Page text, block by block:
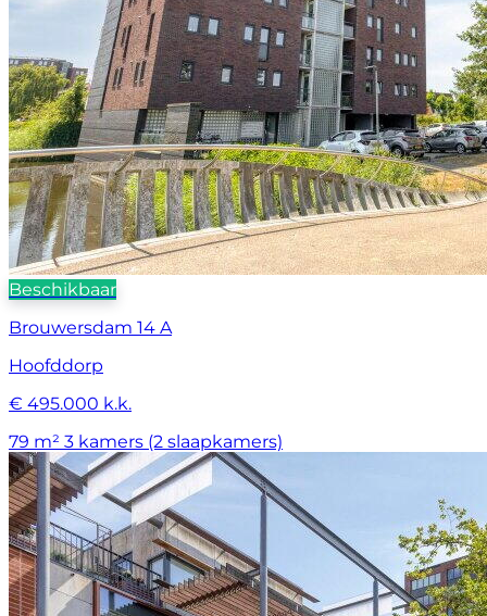
Beschikbaar
Brouwersdam 14 A
Hoofddorp
€ 495.000 k.k.
79 m² 3 kamers (2 slaapkamers)